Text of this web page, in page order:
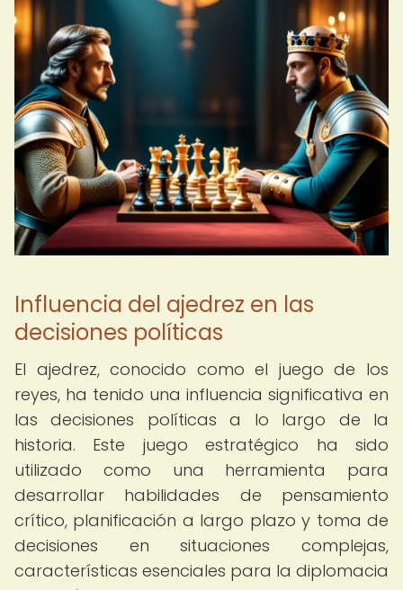
Influencia del ajedrez en las
decisiones políticas
El ajedrez, conocido como el juego de los
reyes, ha tenido una influencia significativa en
las decisiones políticas a lo largo de la
historia. Este juego estratégico ha sido
utilizado como una herramienta para
desarrollar habilidades de pensamiento
crítico, planificación a largo plazo y toma de
decisiones en situaciones complejas,
características esenciales para la diplomacia